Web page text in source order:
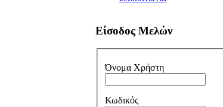
Είσοδος Μελών
Όνομα Χρήστη
Κωδικός